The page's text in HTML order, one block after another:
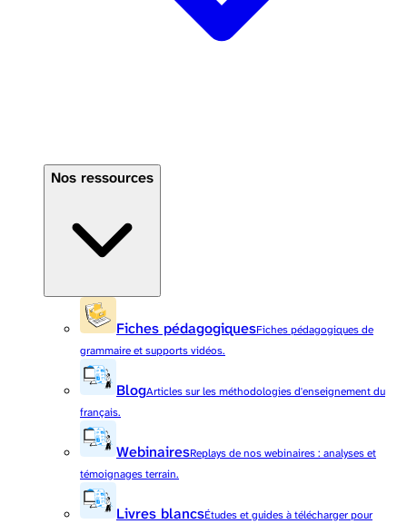
Nos ressources
Fiches pédagogiquesFiches pédagogiques de
grammaire et supports vidéos.
BlogArticles sur les méthodologies d'enseignement du
français.
WebinairesReplays de nos webinaires : analyses et
témoignages terrain.
Livres blancsÉtudes et guides à télécharger pour